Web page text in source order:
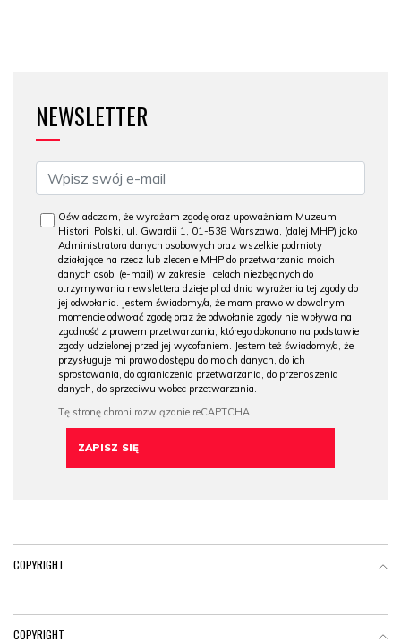
NEWSLETTER
Oświadczam, że wyrażam zgodę oraz upoważniam Muzeum
Historii Polski, ul. Gwardii 1, 01-538 Warszawa, (dalej MHP) jako
Administratora danych osobowych oraz wszelkie podmioty
działające na rzecz lub zlecenie MHP do przetwarzania moich
danych osob. (e-mail) w zakresie i celach niezbędnych do
otrzymywania newslettera dzieje.pl od dnia wyrażenia tej zgody do
jej odwołania. Jestem świadomy/a, że mam prawo w dowolnym
momencie odwołać zgodę oraz że odwołanie zgody nie wpływa na
zgodność z prawem przetwarzania, którego dokonano na podstawie
zgody udzielonej przed jej wycofaniem. Jestem też świadomy/a, że
przysługuje mi prawo dostępu do moich danych, do ich
sprostowania, do ograniczenia przetwarzania, do przenoszenia
danych, do sprzeciwu wobec przetwarzania.
COPYRIGHT
COPYRIGHT